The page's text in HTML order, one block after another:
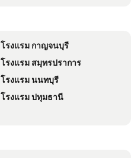
Posh 39
Bananaleaf Wedding Cafe & Resort
O.K. Resort Banpong Ratchaburi
Pigoon Resort & Swimming Pool
อนุสาวรีย์ประชาธิปไตย
บีทีเอส กรุงธนบุรี
บีทีเอส บางหว้า
เอ็มอาร์ที คลองบางไผ่
โรงแรม กาญจนบุรี
โรงแรม สมุทรปราการ
โรงแรม นนทบุรี
โรงแรม ปทุมธานี